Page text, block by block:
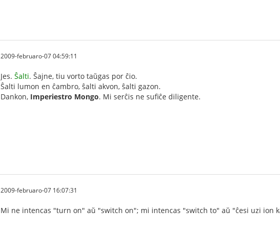
2009-februaro-07 04:59:11
Jes. Ŝalti. Ŝajne, tiu vorto taŭgas por ĉio.
Ŝalti lumon en ĉambro, ŝalti akvon, ŝalti gazon.
Dankon, Imperiestro Mongo. Mi serĉis ne sufiĉe diligente.
2009-februaro-07 16:07:31
Mi ne intencas "turn on" aŭ "switch on"; mi intencas "switch to" aŭ "ĉesi uzi ion